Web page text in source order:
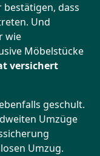
dass
Und
wie
Möbelstücke
versichert
geschult.
Umzüge
Umzug.